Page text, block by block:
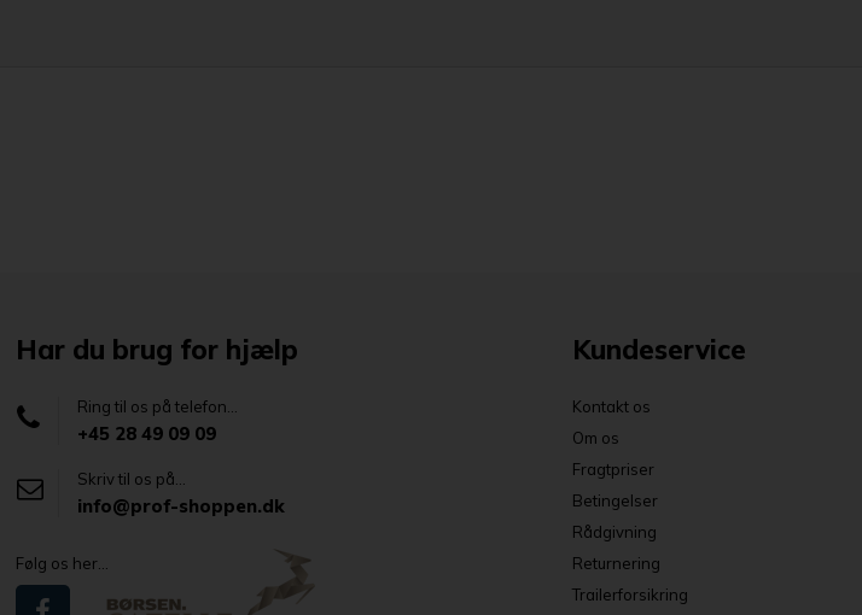
Har du brug for hjælp
Ring til os på telefon...
+45 28 49 09 09
Skriv til os på...
info@prof-shoppen.dk
Følg os her...
Kundeservice
Kontakt os
Om os
Fragtpriser
Betingelser
Rådgivning
Returnering
Trailerforsikring